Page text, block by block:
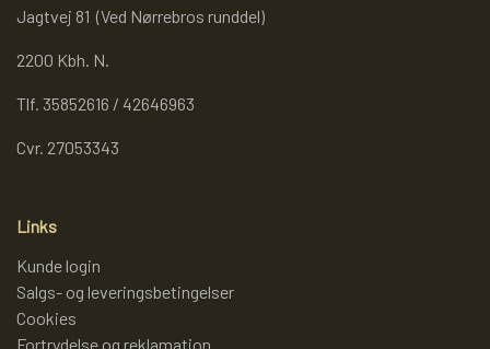
Jagtvej 81 (Ved Nørrebros runddel)
2200 Kbh. N.
Tlf. 35852616 / 42646963
Cvr. 27053343
Links
Kunde login
Salgs- og leveringsbetingelser
Cookies
Fortrydelse og reklamation